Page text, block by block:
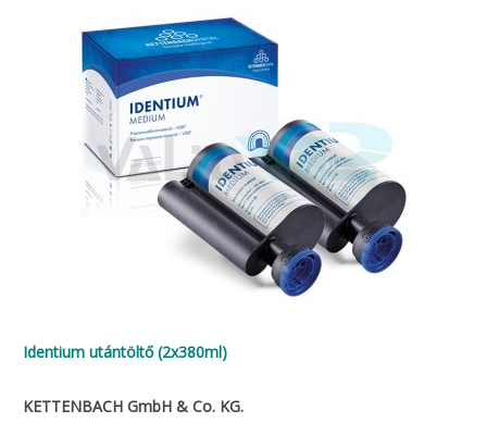
Identium utántöltő (2x380ml)
KETTENBACH GmbH & Co. KG.